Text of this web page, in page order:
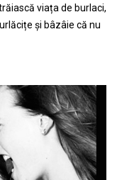
viața de burlaci,
și bâzâie că nu